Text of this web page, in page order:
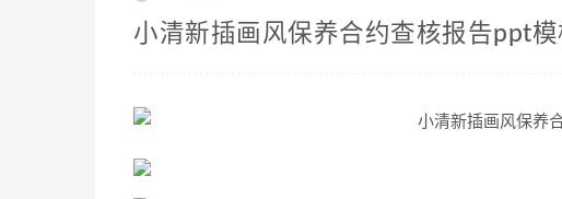
小清新插画风保养合约查核报告ppt模